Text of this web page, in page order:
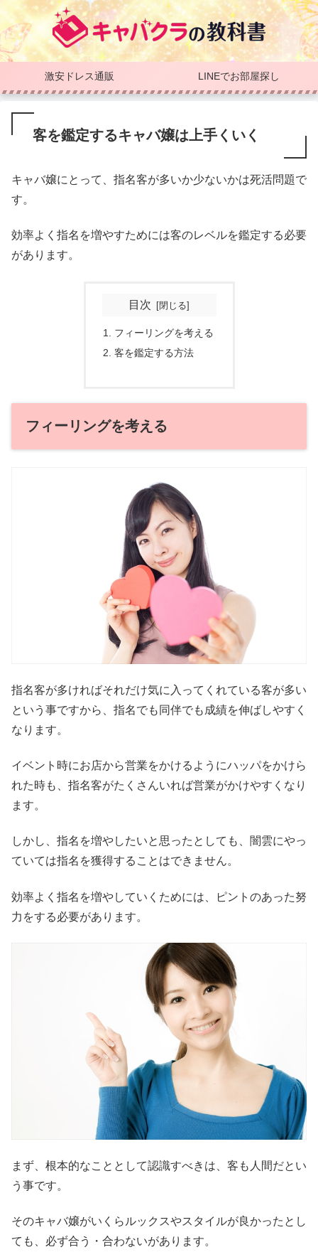
激安ドレス通販 LINEでお部屋探し
客を鑑定するキャバ嬢は上手くいく
キャバ嬢にとって、指名客が多いか少ないかは死活問題で
す。
効率よく指名を増やすためには客のレベルを鑑定する必要
があります。
目次
フィーリングを考える
客を鑑定する方法
フィーリングを考える
指名客が多ければそれだけ気に入ってくれている客が多い
という事ですから、指名でも同伴でも成績を伸ばしやすく
なります。
イベント時にお店から営業をかけるようにハッパをかけら
れた時も、指名客がたくさんいれば営業がかけやすくなり
ます。
しかし、指名を増やしたいと思ったとしても、闇雲にやっ
ていては指名を獲得することはできません。
効率よく指名を増やしていくためには、ピントのあった努
力をする必要があります。
まず、根本的なこととして認識すべきは、客も人間だとい
う事です。
そのキャバ嬢がいくらルックスやスタイルが良かったとし
ても、必ず合う・合わないがあります。